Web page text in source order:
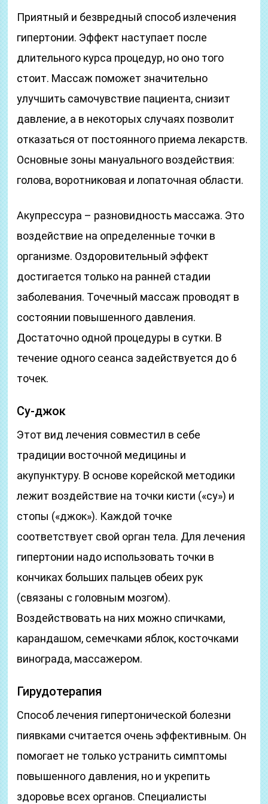
Приятный и безвредный способ излечения
гипертонии. Эффект наступает после
длительного курса процедур, но оно того
стоит. Массаж поможет значительно
улучшить самочувствие пациента, снизит
давление, а в некоторых случаях позволит
отказаться от постоянного приема лекарств.
Основные зоны мануального воздействия:
голова, воротниковая и лопаточная области.
Акупрессура – разновидность массажа. Это
воздействие на определенные точки в
организме. Оздоровительный эффект
достигается только на ранней стадии
заболевания. Точечный массаж проводят в
состоянии повышенного давления.
Достаточно одной процедуры в сутки. В
течение одного сеанса задействуется до 6
точек.
Су-джок
Этот вид лечения совместил в себе
традиции восточной медицины и
акупунктуру. В основе корейской методики
лежит воздействие на точки кисти («су») и
стопы («джок»). Каждой точке
соответствует свой орган тела. Для лечения
гипертонии надо использовать точки в
кончиках больших пальцев обеих рук
(связаны с головным мозгом).
Воздействовать на них можно спичками,
карандашом, семечками яблок, косточками
винограда, массажером.
Гирудотерапия
Способ лечения гипертонической болезни
пиявками считается очень эффективным. Он
помогает не только устранить симптомы
повышенного давления, но и укрепить
здоровье всех органов. Специалисты